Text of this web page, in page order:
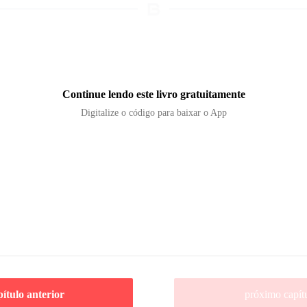
Continue lendo este livro gratuitamente
Digitalize o código para baixar o App
anterior próximo